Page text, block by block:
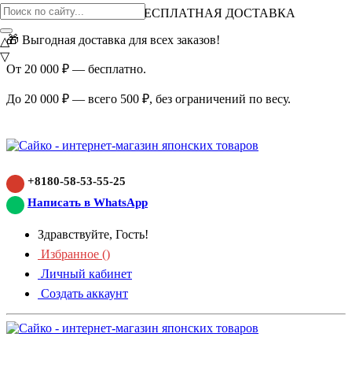
ВНИМАНИЕ АКЦИЯ!
БЕСПЛАТНАЯ ДОСТАВКА
🎁 Выгодная доставка для всех заказов!
От 20 000 ₽ — бесплатно.
До 20 000 ₽ — всего 500 ₽, без ограничений по весу.
+8180-58-53-55-25
Написать в WhatsApp
Здравствуйте, Гость!
Избранное ()
Личный кабинет
Создать аккаунт
△
▽